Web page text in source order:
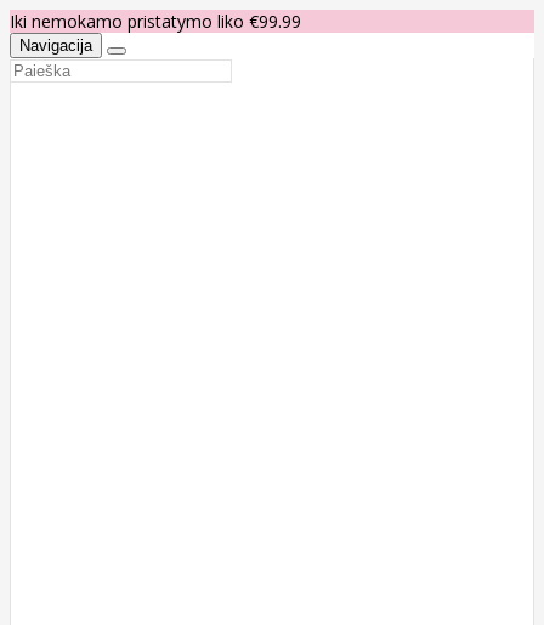
Iki nemokamo pristatymo liko €99.99
Navigacija